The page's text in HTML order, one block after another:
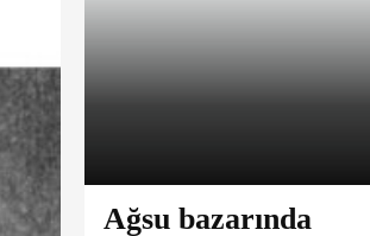
Ağsu bazarında